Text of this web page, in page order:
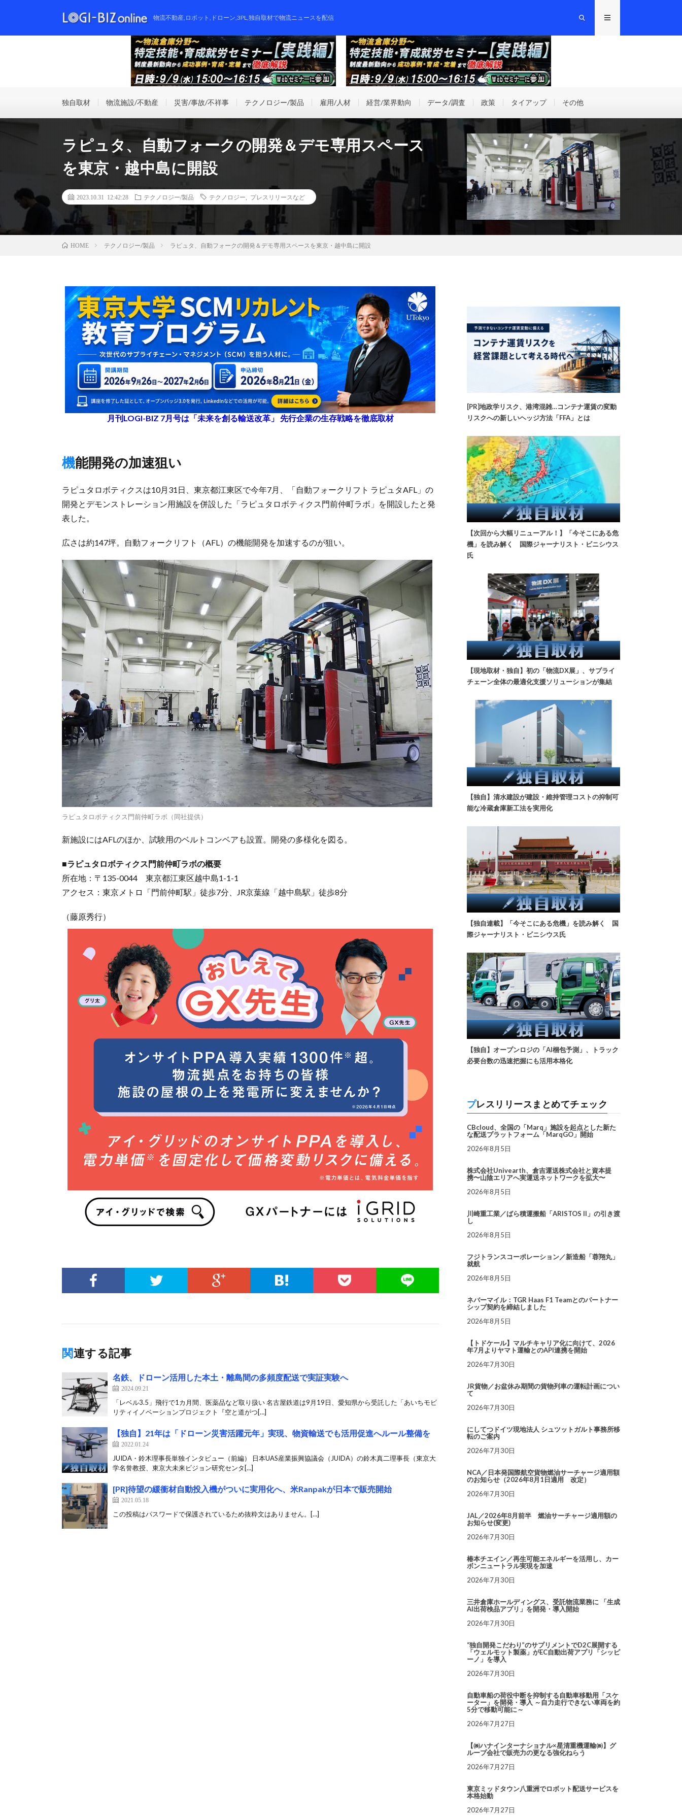
物流不動産,ロボット,ドローン,3PL,独自取材で物流ニュースを配信
独自取材 物流施設/不動産 災害/事故/不祥事 テクノロジー/製品 雇用/人材 経営/業界動向 データ/調査 政策 タイアップ その他
ラピュタ、自動フォークの開発＆デモ専用スペース
を東京・越中島に開設
2023.10.31 12:42:28 テクノロジー/製品 テクノロジー プレスリリースなど
HOME テクノロジー/製品 ラピュタ、自動フォークの開発＆デモ専用スペースを東京・越中島に開設
月刊LOGI-BIZ 7月号は「未来を創る輸送改革」 先行企業の生存戦略を徹底取材
機能開発の加速狙い
ラピュタロボティクスは10月31日、東京都江東区で今年7月、「自動フォークリフト ラピュタAFL」の
開発とデモンストレーション用施設を併設した「ラピュタロボティクス門前仲町ラボ」を開設したと発
表した。
広さは約147坪。自動フォークリフト（AFL）の機能開発を加速するのが狙い。
ラピュタロボティクス門前仲町ラボ（同社提供）
新施設にはAFLのほか、試験用のベルトコンベアも設置。開発の多様化を図る。
■ラピュタロボティクス門前仲町ラボの概要
所在地：〒135-0044 東京都江東区越中島1-1-1
アクセス：東京メトロ「門前仲町駅」徒歩7分、JR京葉線「越中島駅」徒歩8分
（藤原秀行）
関連する記事
名鉄、ドローン活用した本土・離島間の多頻度配送で実証実験へ
2024.09.21
「レベル3.5」飛行で1カ月間、医薬品など取り扱い 名古屋鉄道は9月19日、愛知県から受託した「あいちモビ
リティイノベーションプロジェクト『空と道がつ[…]
【独自】21年は「ドローン災害活躍元年」実現、物資輸送でも活用促進へルール整備を
2022.01.24
JUIDA・鈴木理事長単独インタビュー（前編） 日本UAS産業振興協議会（JUIDA）の鈴木真二理事長（東京大
学名誉教授、東京大未来ビジョン研究センタ[…]
[PR]待望の緩衝材自動投入機がついに実用化へ、米Ranpakが日本で販売開始
2021.05.18
この投稿はパスワードで保護されているため抜粋文はありません。[…]
[PR]地政学リスク、港湾混雑…コンテナ運賃の変動
リスクへの新しいヘッジ方法「FFA」とは
【次回から大幅リニューアル！】「今そこにある危
機」を読み解く 国際ジャーナリスト・ビニシウス
氏
【現地取材・独自】初の「物流DX展」、サプライ
チェーン全体の最適化支援ソリューションが集結
【独自】清水建設が建設・維持管理コストの抑制可
能な冷蔵倉庫新工法を実用化
【独自連載】「今そこにある危機」を読み解く 国
際ジャーナリスト・ビニシウス氏
【独自】オープンロジの「AI梱包予測」、トラック
必要台数の迅速把握にも活用本格化
プレスリリースまとめてチェック
CBcloud、全国の「Marq」施設を起点とした新た
な配送プラットフォーム「MarqGO」開始
2026年8月5日
株式会社Univearth、倉吉運送株式会社と資本提
携〜山陰エリアへ実運送ネットワークを拡大〜
2026年8月5日
川崎重工業／ばら積運搬船「ARISTOS II」の引き渡
し
2026年8月5日
フジトランスコーポレーション／新造船「蓉翔丸」
就航
2026年8月5日
ネバーマイル：TGR Haas F1 Teamとのパートナー
シップ契約を締結しました
2026年8月5日
【トドケール】マルチキャリア化に向けて、2026
年7月よりヤマト運輸とのAPI連携を開始
2026年7月30日
JR貨物／お盆休み期間の貨物列車の運転計画につい
て
2026年7月30日
にしてつドイツ現地法人 シュツットガルト事務所移
転のご案内
2026年7月30日
NCA／日本発国際航空貨物燃油サーチャージ適用額
のお知らせ（2026年8月1日適用 改定）
2026年7月30日
JAL／2026年8月前半 燃油サーチャージ適用額の
お知らせ(変更)
2026年7月30日
椿本チエイン／再生可能エネルギーを活用し、カー
ボンニュートラル実現を加速
2026年7月30日
三井倉庫ホールディングス、受託物流業務に 「生成
AI出荷検品アプリ」を開発・導入開始
2026年7月30日
“独自開発こだわり”のサプリメントでD2C展開する
「ウェルモット製薬」がEC自動出荷アプリ「シッピ
ーノ」を導入
2026年7月30日
自動車船の荷役中断を抑制する自動車移動用「スケ
ーター」を開発・導入 ～自力走行できない車両を約
5分で移動可能に～
2026年7月27日
【㈱ハナインターナショナル×星清重機運輸㈱】グ
ループ会社で販売力の更なる強化ねらう
2026年7月27日
東京ミッドタウン八重洲でロボット配送サービスを
本格始動
2026年7月27日